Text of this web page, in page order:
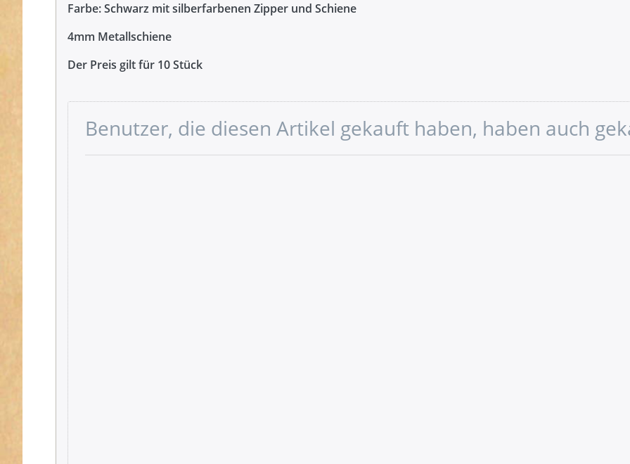
Farbe: Schwarz mit silberfarbenen Zipper und Schiene
4mm Metallschiene
Der Preis gilt für 10 Stück
Benutzer, die diesen Artikel gekauft haben, haben auch